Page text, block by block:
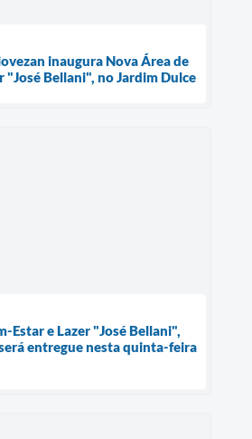
inaugura Nova Área de
"José Bellani", no Jardim Dulce
Estar e Lazer "José Bellani",
entregue nesta quinta-feira